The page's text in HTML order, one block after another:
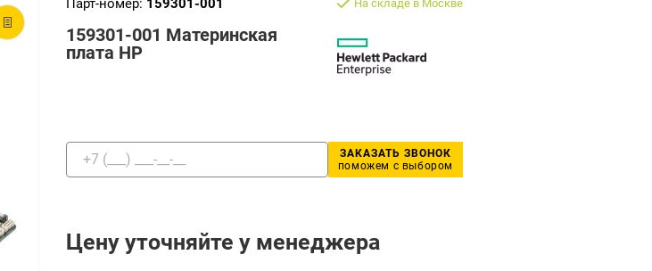
Парт-номер: 159301-001
159301-001 Материнская
плата HP
На складе в Москве
ЗАКАЗАТЬ ЗВОНОК
поможем с выбором
Цену уточняйте у менеджера